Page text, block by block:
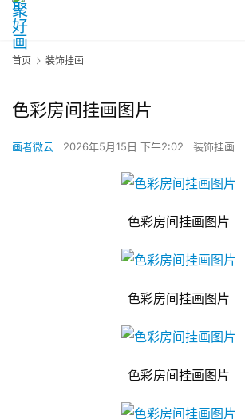
首页 装饰挂画
色彩房间挂画图片
画者微云 2026年5月15日 下午2:02 装饰挂画
色彩房间挂画图片
色彩房间挂画图片
色彩房间挂画图片